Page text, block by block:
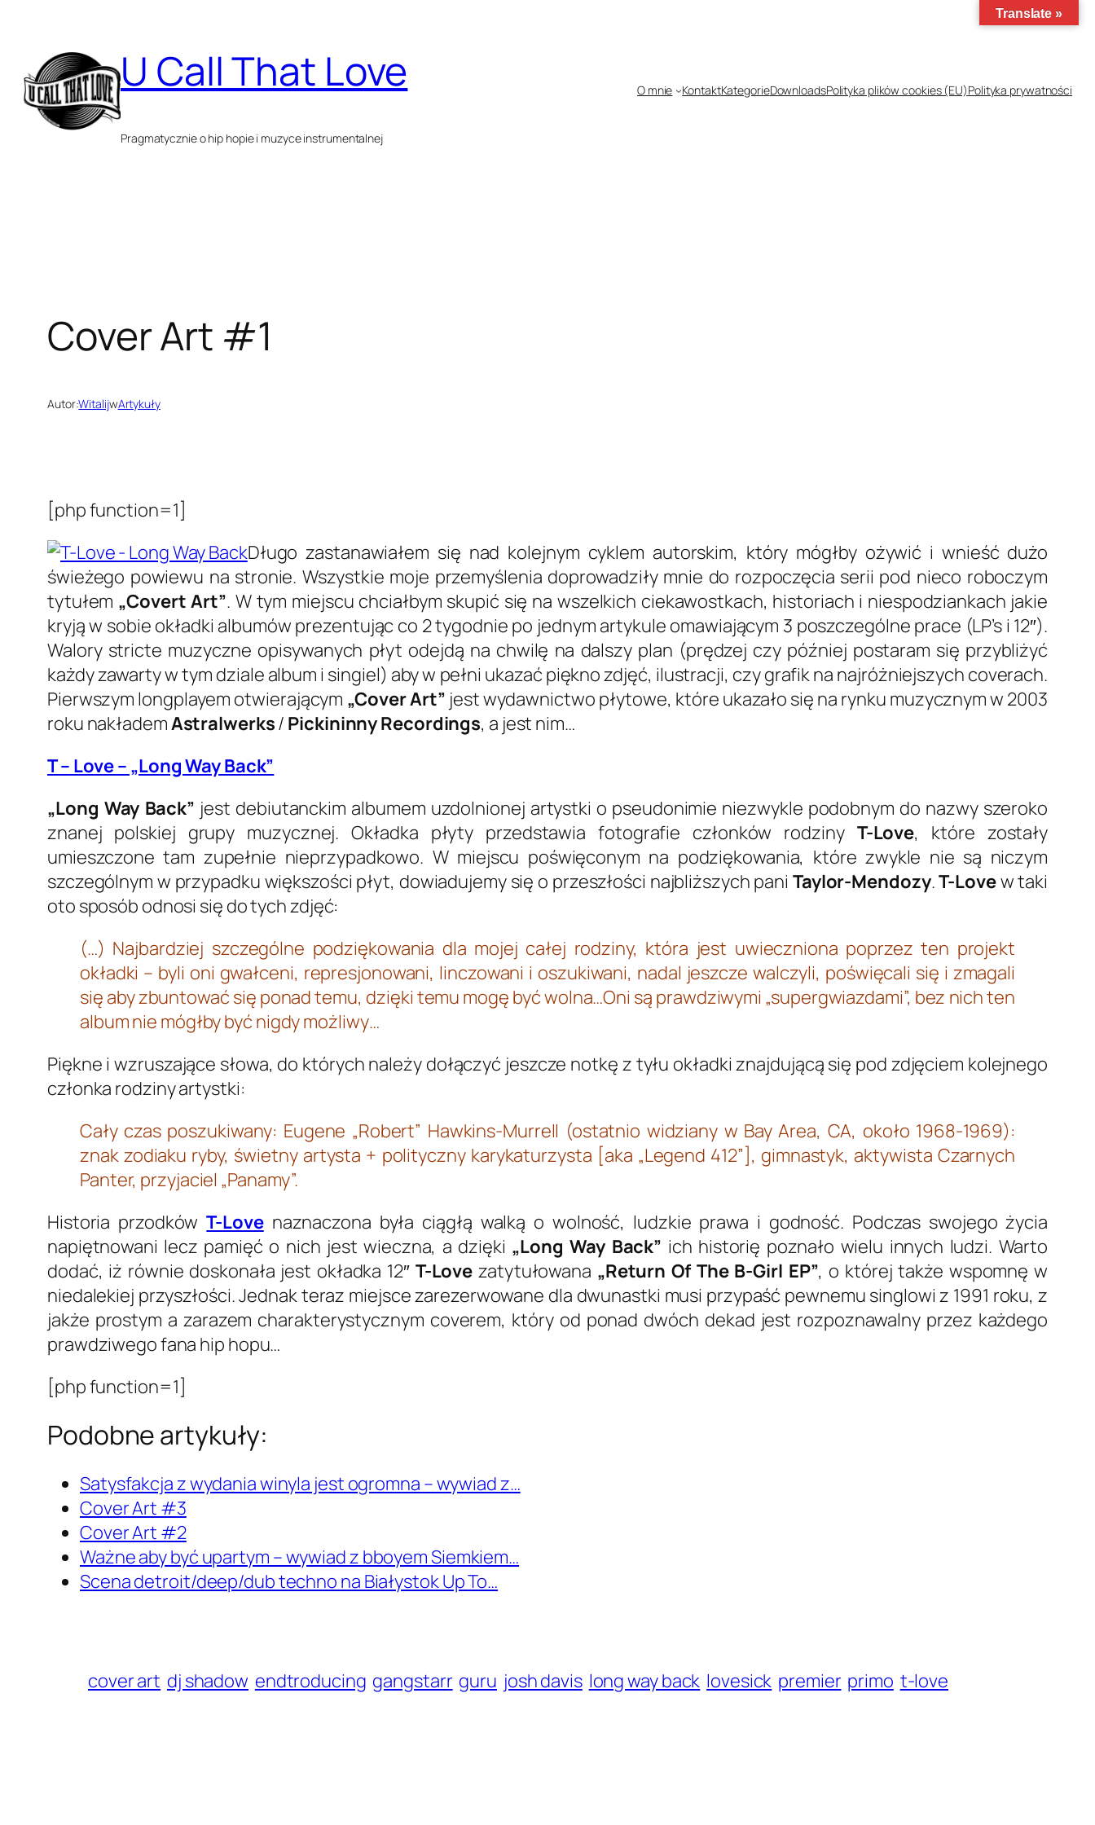
treści
U Call That Love
Pragmatycznie o hip hopie i muzyce instrumentalnej
O mnie KontaktKategorieDownloadsPolityka plików cookies (EU)Polityka prywatności
Cover Art #1
Autor:WitalijwArtykuły
[php function=1]
Długo zastanawiałem się nad kolejnym cyklem autorskim, który mógłby ożywić i wnieść dużo
świeżego powiewu na stronie. Wszystkie moje przemyślenia doprowadziły mnie do rozpoczęcia serii pod nieco roboczym
tytułem „Covert Art”. W tym miejscu chciałbym skupić się na wszelkich ciekawostkach, historiach i niespodziankach jakie
kryją w sobie okładki albumów prezentując co 2 tygodnie po jednym artykule omawiającym 3 poszczególne prace (LP’s i 12″).
Walory stricte muzyczne opisywanych płyt odejdą na chwilę na dalszy plan (prędzej czy później postaram się przybliżyć
każdy zawarty w tym dziale album i singiel) aby w pełni ukazać piękno zdjęć, ilustracji, czy grafik na najróżniejszych coverach.
Pierwszym longplayem otwierającym „Cover Art” jest wydawnictwo płytowe, które ukazało się na rynku muzycznym w 2003
roku nakłademAstralwerks/ Pickininny Recordings, a jest nim…
T – Love – „Long Way Back”
„Long Way Back” jest debiutanckim albumem uzdolnionej artystki o pseudonimie niezwykle podobnym do nazwy szeroko
znanej polskiej grupy muzycznej. Okładka płyty przedstawia fotografie członków rodziny T-Love, które zostały
umieszczone tam zupełnie nieprzypadkowo. W miejscu poświęconym na podziękowania, które zwykle nie są niczym
szczególnym w przypadku większości płyt, dowiadujemy się o przeszłości najbliższych pani Taylor-Mendozy.T-Lovew taki
oto sposób odnosi się do tych zdjęć:
(…) Najbardziej szczególne podziękowania dla mojej całej rodziny, która jest uwieczniona poprzez ten projekt
okładki – byli oni gwałceni, represjonowani, linczowani i oszukiwani, nadal jeszcze walczyli, poświęcali się i zmagali
się aby zbuntować się ponad temu, dzięki temu mogę być wolna…Oni są prawdziwymi „supergwiazdami”, bez nich ten
album nie mógłby być nigdy możliwy…
Piękne i wzruszające słowa, do których należy dołączyć jeszcze notkę z tyłu okładki znajdującą się pod zdjęciem kolejnego
członka rodziny artystki:
Cały czas poszukiwany: Eugene „Robert” Hawkins-Murrell (ostatnio widziany w Bay Area, CA, około 1968-1969):
znak zodiaku ryby, świetny artysta + polityczny karykaturzysta [aka „Legend 412”], gimnastyk, aktywista Czarnych
Panter, przyjaciel „Panamy”.
Historia przodkówT-Lovenaznaczona była ciągłą walką o wolność, ludzkie prawa i godność. Podczas swojego życia
napiętnowani lecz pamięć o nich jest wieczna, a dzięki „Long Way Back” ich historię poznało wielu innych ludzi. Warto
dodać, iż równie doskonała jest okładka 12″ T-Love zatytułowana „Return Of The B-Girl EP”, o której także wspomnę w
niedalekiej przyszłości. Jednak teraz miejsce zarezerwowane dla dwunastki musi przypaść pewnemu singlowi z 1991 roku, z
jakże prostym a zarazem charakterystycznym coverem, który od ponad dwóch dekad jest rozpoznawalny przez każdego
prawdziwego fana hip hopu…
[php function=1]
Podobne artykuły:
Satysfakcja z wydania winyla jest ogromna – wywiad z…
Cover Art #3
Cover Art #2
Ważne aby być upartym – wywiad z bboyem Siemkiem…
Scena detroit/deep/dub techno na Białystok Up To…
cover art dj shadow endtroducing gangstarr guru josh davis long way back lovesick premier primo t-love
Translate »